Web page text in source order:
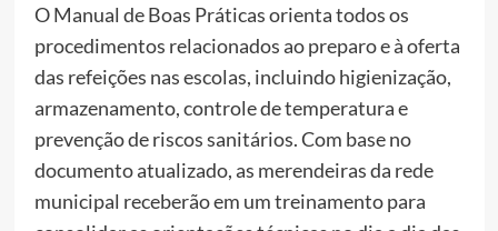
O Manual de Boas Práticas orienta todos os
procedimentos relacionados ao preparo e à oferta
das refeições nas escolas, incluindo higienização,
armazenamento, controle de temperatura e
prevenção de riscos sanitários. Com base no
documento atualizado, as merendeiras da rede
municipal receberão em um treinamento para